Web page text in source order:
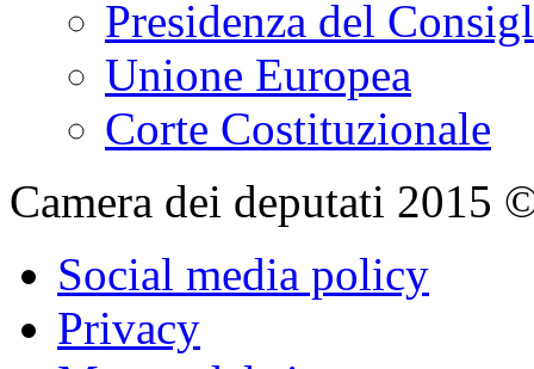
Presidenza del
Unione Europea
Corte Costituzionale
Camera dei deputati
Social media policy
Privacy